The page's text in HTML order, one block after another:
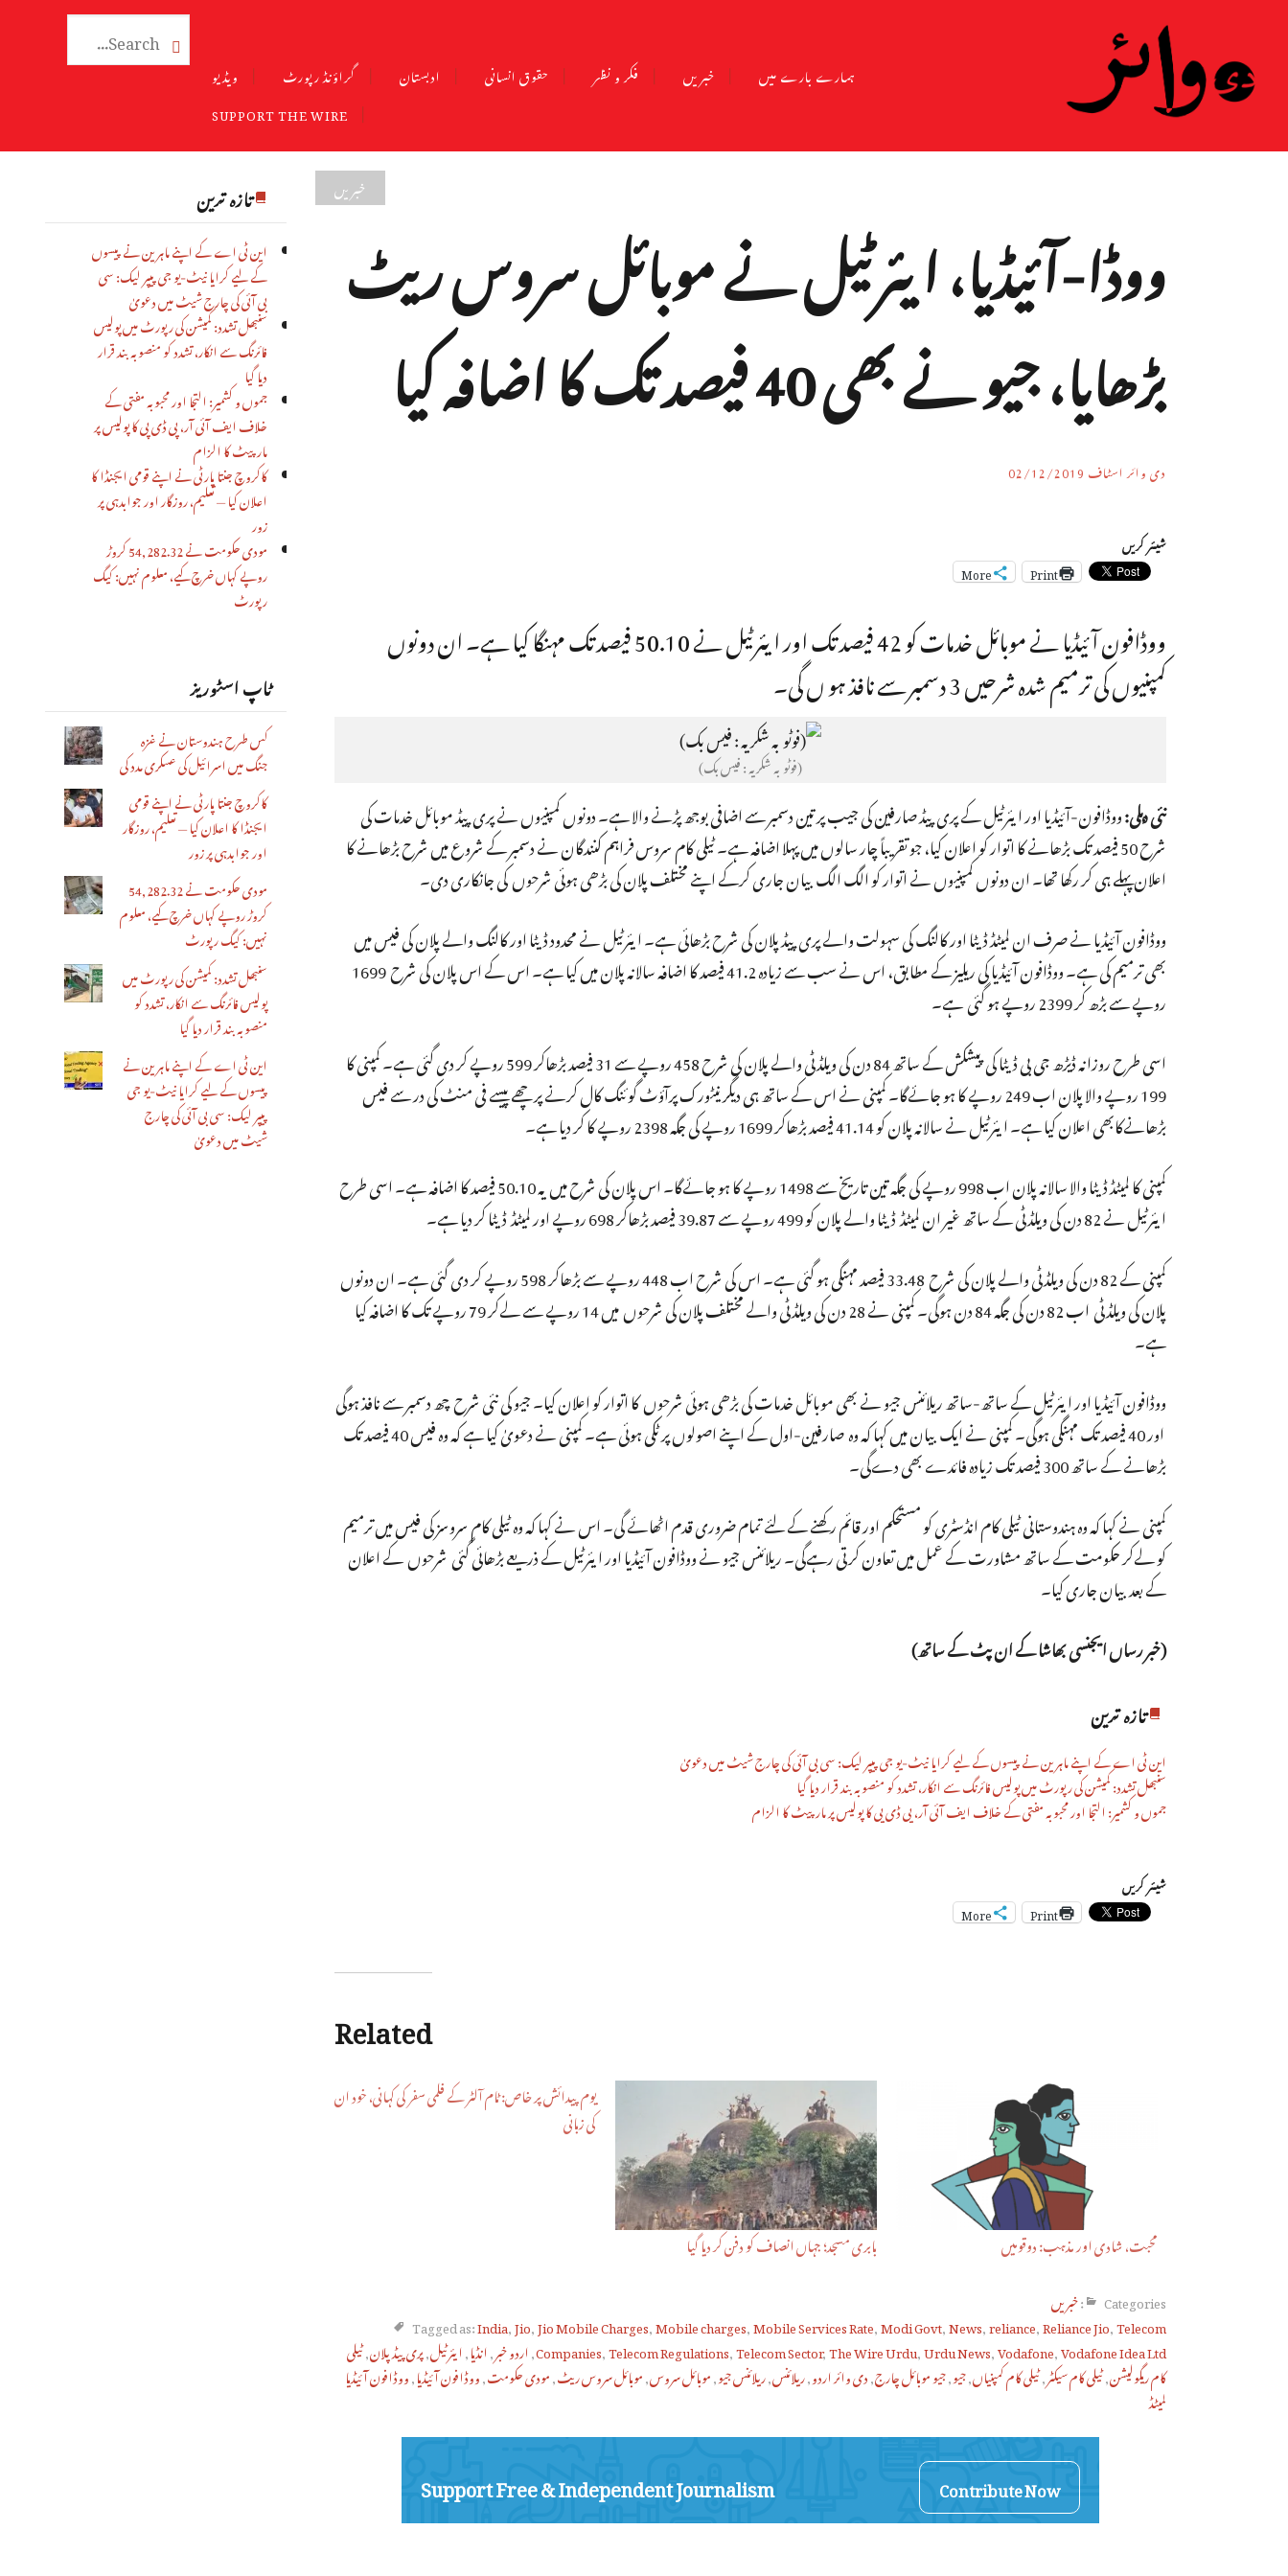
ہمارے بارے میں خبریں فکر و نظر حقوق انسانی ادبستان گراؤنڈ رپورٹ
ویڈیو
SUPPORT THE WIRE

تازہ ترین
این ٹی اے کے اپنے ماہرین نے پیسوں
کے لیے کرایا نیٹ-یو جی پیپر لیک: سی
بی آئی کی چارج شیٹ میں دعویٰ
سنبھل تشدد: کمیشن کی رپورٹ میں پولیس
فائرنگ سے انکار، تشدد کو منصوبہ بند قرار
دیا گیا
جموں و کشمیر: التجا اور محبوبہ مفتی کے
خلاف ایف آئی آر، پی ڈی پی کا پولیس پر
مار پیٹ کا الزام
کاکروچ جنتا پارٹی نے اپنے قومی ایجنڈا کا
اعلان کیا — تعلیم، روزگار اور جوابدہی پر
زور
مودی حکومت نے 54,282.32 کروڑ
روپے کہاں خرچ کیے، معلوم نہیں: کیگ
رپورٹ
ٹاپ اسٹوریز
کس طرح ہندوستان نے غزہ
جنگ میں اسرائیل کی عسکری مدد کی
کاکروچ جنتا پارٹی نے اپنے قومی
ایجنڈا کا اعلان کیا — تعلیم، روزگار
اور جوابدہی پر زور
مودی حکومت نے 54,282.32
کروڑ روپے کہاں خرچ کیے، معلوم
نہیں: کیگ رپورٹ
سنبھل تشدد: کمیشن کی رپورٹ میں
پولیس فائرنگ سے انکار، تشدد کو
منصوبہ بند قرار دیا گیا
این ٹی اے کے اپنے ماہرین نے
پیسوں کے لیے کرایا نیٹ-یو جی
پیپر لیک: سی بی آئی کی چارج
شیٹ میں دعویٰ
خبریں
ووڈا-آئیڈیا، ایئرٹیل نے موبائل سروس ریٹ
بڑھایا، جیو نے بھی 40 فیصد تک کا اضافہ کیا
دی وائر اسٹاف02/12/2019
شیئر کریں
Print
More
ووڈافون آئیڈیا نے موبائل خدمات کو 42 فیصد تک اور ایئرٹیل نے 50.10 فیصد تک مہنگا کیا ہے۔ ان دونوں
کمپنیوں کی ترمیم شدہ شرحیں 3 دسمبر سے نافذ ہو ں گی۔
(فوٹو بہ شکریہ : فیس بک)
نئی دہلی:ووڈافون-آئیڈیا اور ایئرٹیل کے پری پیڈ صارفین کی جیب پر تین دسمبر سے اضافی بوجھ پڑنے والا ہے۔ دونوں کمپنیوں نے پری پیڈ موبائل خدمات کی
شرح 50 فیصد تک بڑھانے کا اتوار کو اعلان کیا، جو تقریباً چار سالوں میں پہلا اضافہ ہے۔ ٹیلی کام سروس فراہم کنندگان نے دسمبر کے شروع میں شرح بڑھانے کا
اعلان پہلے ہی کر رکھا تھا۔ ان دونوں کمپنیوں نے اتوار کو الگ الگ بیان جاری کرکے اپنے مختلف پلان کی بڑھی ہوئی شرحوں کی جانکاری دی۔
ووڈافون آئیڈیا نے صرف ان لمیٹڈ ڈیٹا اور کالنگ کی سہولت والے پری پیڈ پلان کی شرح بڑھائی ہے۔ ایئرٹیل نے محدود ڈیٹا اور کالنگ والے پلان کی فیس میں
بھی ترمیم کی ہے۔ ووڈافون آئیڈیا کی ریلیز کے مطابق، اس نے سب سے زیادہ 41.2 فیصد کا اضافہ سالانہ پلان میں کیا ہے۔ اس کے اس پلان کی شرح 1699
روپے سے بڑھ کر 2399 روپے ہو گئی ہے۔
اسی طرح روزانہ ڈیڑھ جی بی ڈیٹا کی پیشکش کے ساتھ 84 دن کی ویلڈٹی والے پلان کی شرح 458 روپے سے 31 فیصد بڑھاکر 599 روپے کر دی گئی ہے۔ کمپنی کا
199 روپے والا پلان اب 249 روپے کا ہو جائے‌گا۔ کمپنی نے اس کے ساتھ ہی دیگر نیٹورک پرآؤٹ گوئنگ کال کرنے پر چھے پیسے فی منٹ کی در سے فیس
بڑھانےکابھی اعلان کیا ہے۔ ایئرٹیل نے سالانہ پلان کو 41.14 فیصد بڑھاکر 1699 روپے کی جگہ 2398 روپے کا کر دیا ہے۔
کمپنی کا لمیٹڈ ڈیٹا والا سالانہ پلان اب 998 روپے کی جگہ تین تاریخ سے 1498 روپے کا ہو جائے‌گا۔ اس پلان کی شرح میں یہ 50.10 فیصد کا اضافہ ہے۔ اسی طرح
ایئرٹیل نے 82 دن کی ویلڈٹی کے ساتھ غیر ان لمیٹڈ ڈیٹا والے پلان کو 499 روپے سے 39.87 فیصد بڑھاکر 698 روپے اور لمیٹڈ ڈیٹا کر دیا ہے۔
کمپنی کے 82 دن کی ویلڈٹی والے پلان کی شرح 33.48 فیصد مہنگی ہو گئی ہے۔ اس کی شرح اب 448 روپے سے بڑھاکر 598 روپے کر دی گئی ہے۔ ان دونوں
پلان کی ویلڈٹی اب 82 دن کی جگہ 84 دن ہوگی۔ کمپنی نے 28 دن کی ویلڈٹی والے مختلف پلان کی شرحوں میں 14 روپے سے لےکر 79 روپے تک کا اضافہ کیا
ہے۔
ووڈافون آئیڈیا اور ایئرٹیل کے ساتھ-ساتھ ریلائنس جیو نے بھی موبائل خدمات کی بڑھی ہوئی شرحوں کا اتوار کو اعلان کیا۔ جیو کی نئی شرح چھ دسمبر سے نافذ ہوگی
اور 40 فیصد تک مہنگی ہوگی۔ کمپنی نے ایک بیان میں کہا کہ وہ صارفین-اول کے اپنے اصولوں پر ٹکی ہوئی ہے۔ کمپنی نے دعویٰ کیا ہے کہ وہ فیس 40 فیصد تک
بڑھانے کے ساتھ 300 فیصد تک زیادہ فائدے بھی دے‌گی۔
کمپنی نے کہا کہ وہ ہندوستانی ٹیلی کام انڈسٹری کو مستحکم اور قائم رکھنے کے لئے تمام ضروری قدم اٹھائے گی۔ اس نے کہا کہ وہ ٹیلی کام سروسز کی فیس میں ترمیم
کو لےکر حکومت کے ساتھ مشاورت کے عمل میں تعاون کرتی رہے‌گی۔ ریلائنس جیو نے ووڈافون آئیڈیا اور ایئرٹیل کے ذریعے بڑھائی گئی شرحوں کے اعلان
کے بعد بیان جاری کیا۔
(خبر رساں ایجنسی بھاشا کے ان پٹ کے ساتھ)
تازہ ترین
این ٹی اے کے اپنے ماہرین نے پیسوں کے لیے کرایا نیٹ-یو جی پیپر لیک: سی بی آئی کی چارج شیٹ میں دعویٰ
سنبھل تشدد: کمیشن کی رپورٹ میں پولیس فائرنگ سے انکار، تشدد کو منصوبہ بند قرار دیا گیا
جموں و کشمیر: التجا اور محبوبہ مفتی کے خلاف ایف آئی آر، پی ڈی پی کا پولیس پر مار پیٹ کا الزام
شیئر کریں
Print
More
Related
یوم پیدائش پر خاص: ٹام آلٹر کے فلمی سفر کی کہانی، خود ان
کی زبانی
بابری مسجد؛ جہاں انصاف کو دفن کر دیا گیا محبت، شادی اور مذہب: دوقومیں
Categories: خبریں
Tagged as:India,Jio,Jio Mobile Charges,Mobile charges,Mobile Services Rate,Modi Govt,News,reliance,Reliance Jio,Telecom
Companies,Telecom Regulations,Telecom Sector,The Wire Urdu,Urdu News,Vodafone,Vodafone Idea Ltd
,اردو خبر,انڈیا,ایئرٹیل,پری پیڈ پلان,ٹیلی
کام ریگولیشن,ٹیلی کام سیکٹر,ٹیلی کام کمپنیاں,جیو,جیو موبائل چارج,دی وائر اردو,ریلائنس,ریلائنس جیو,موبائل سروس,موبائل سروس ریٹ,مودی حکومت,ووڈافون آئیڈیا,ووڈافون آئیڈیا
لمیٹڈ
Support Free & Independent Journalism Contribute Now